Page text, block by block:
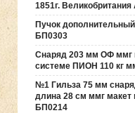
1851г.
Пучок
БП0303
Снаряд 203 мм ОФ ммг
системе ПИОН 110 кг
№1 Гильза 75 мм
длина 28 см ммг макет
БП0214